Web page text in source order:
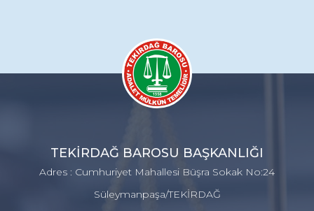
TEKİRDAĞ BAROSU BAŞKANLIĞI
Adres : Cumhuriyet Mahallesi Büşra Sokak No:24
Süleymanpaşa/TEKİRDAĞ